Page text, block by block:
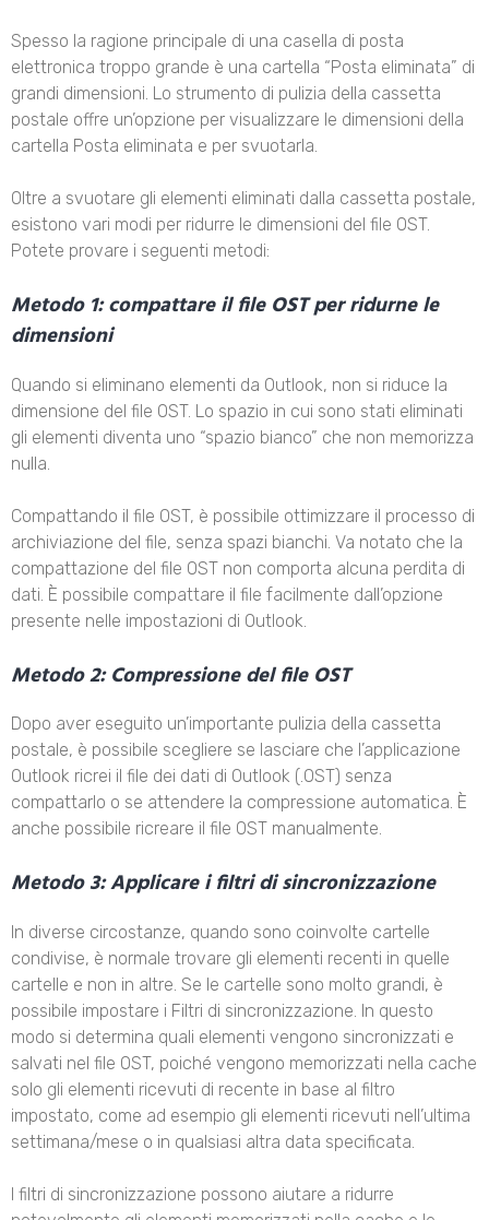
Spesso la ragione principale di una casella di posta
elettronica troppo grande è una cartella “Posta eliminata” di
grandi dimensioni. Lo strumento di pulizia della cassetta
postale offre un’opzione per visualizzare le dimensioni della
cartella Posta eliminata e per svuotarla.
Oltre a svuotare gli elementi eliminati dalla cassetta postale,
esistono vari modi per ridurre le dimensioni del file OST.
Potete provare i seguenti metodi:
Metodo 1: compattare il file OST per ridurne le
dimensioni
Quando si eliminano elementi da Outlook, non si riduce la
dimensione del file OST. Lo spazio in cui sono stati eliminati
gli elementi diventa uno “spazio bianco” che non memorizza
nulla.
Compattando il file OST, è possibile ottimizzare il processo di
archiviazione del file, senza spazi bianchi. Va notato che la
compattazione del file OST non comporta alcuna perdita di
dati. È possibile compattare il file facilmente dall’opzione
presente nelle impostazioni di Outlook.
Metodo 2: Compressione del file OST
Dopo aver eseguito un’importante pulizia della cassetta
postale, è possibile scegliere se lasciare che l’applicazione
Outlook ricrei il file dei dati di Outlook (.OST) senza
compattarlo o se attendere la compressione automatica. È
anche possibile ricreare il file OST manualmente.
Metodo 3: Applicare i filtri di sincronizzazione
In diverse circostanze, quando sono coinvolte cartelle
condivise, è normale trovare gli elementi recenti in quelle
cartelle e non in altre. Se le cartelle sono molto grandi, è
possibile impostare i Filtri di sincronizzazione. In questo
modo si determina quali elementi vengono sincronizzati e
salvati nel file OST, poiché vengono memorizzati nella cache
solo gli elementi ricevuti di recente in base al filtro
impostato, come ad esempio gli elementi ricevuti nell’ultima
settimana/mese o in qualsiasi altra data specificata.
I filtri di sincronizzazione possono aiutare a ridurre